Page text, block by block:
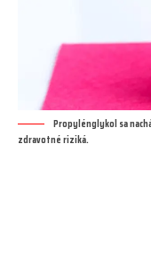
Propylénglykol sa
zdravotné riziká.